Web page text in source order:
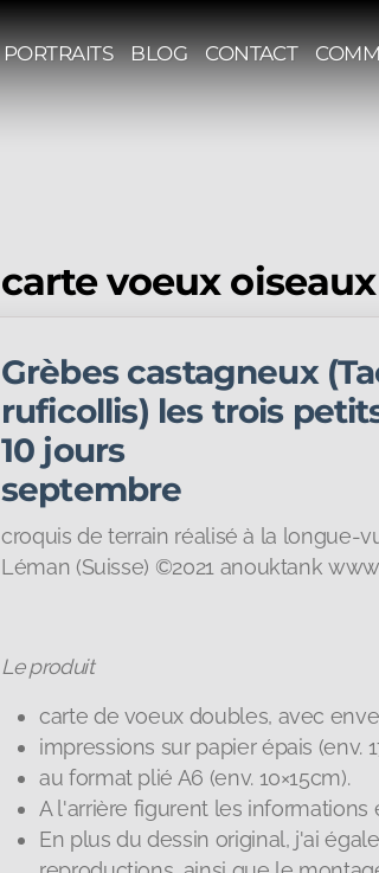
PORTRAITS BLOG CONTACT
carte voeux
Grèbes castagneux
ruficollis) les trois
10 jours
septembre
croquis de terrain réalisé à la longue-
Léman (Suisse) ©2021 anouktank
Le produit
carte de voeux doubles, avec
impressions sur papier épais (env.
au format plié A6 (env. 10×15cm).
A l'arrière figurent les informations
En plus du dessin original, j'ai